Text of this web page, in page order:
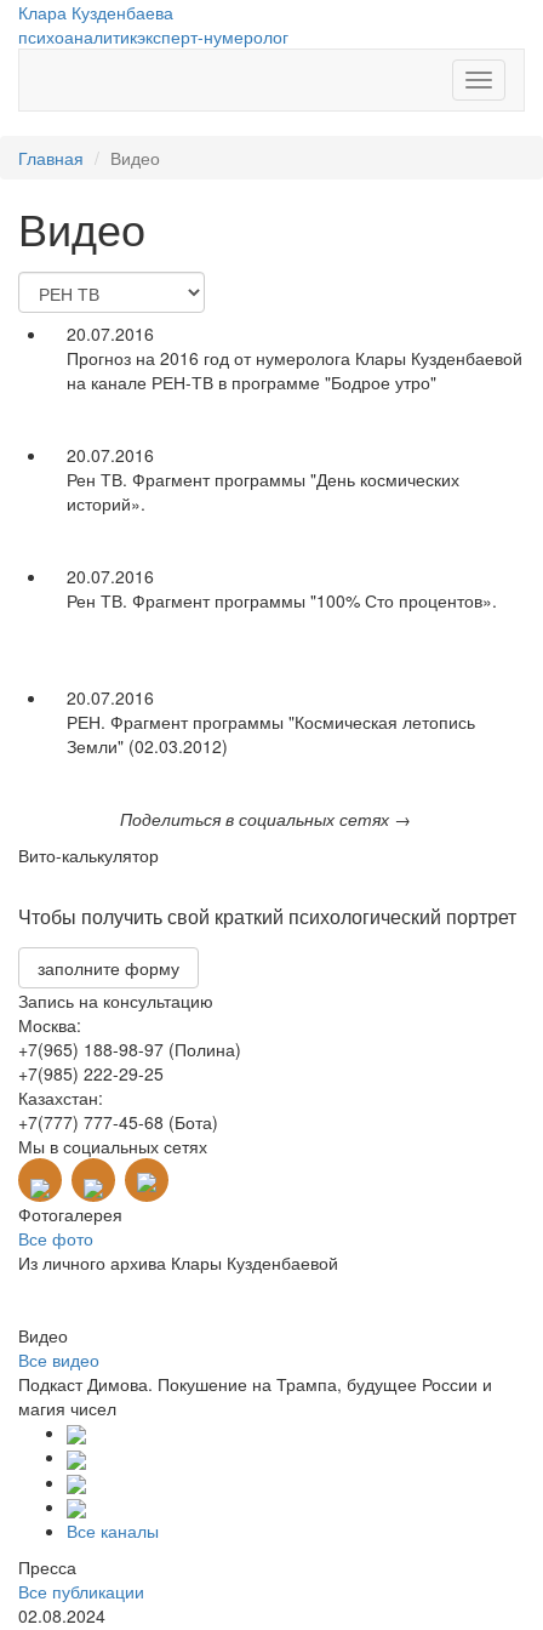
Перейти к основному содержанию
Клара Кузденбаева
психоаналитикэксперт-нумеролог
меню
Главная Видео
Видео
20.07.2016
Прогноз на 2016 год от нумеролога Клары Кузденбаевой
на канале РЕН-ТВ в программе "Бодрое утро"
20.07.2016
Рен ТВ. Фрагмент программы "День космических
историй».
20.07.2016
Рен ТВ. Фрагмент программы "100% Сто процентов».
20.07.2016
РЕН. Фрагмент программы "Космическая летопись
Земли" (02.03.2012)
Поделиться в социальных сетях →
Вито-калькулятор
Чтобы получить свой краткий психологический портрет
заполните форму
Запись на консультацию
Москва:
+7(965) 188-98-97 (Полина)
+7(985) 222-29-25
Казахстан:
+7(777) 777-45-68 (Бота)
Мы в социальных сетях
Фотогалерея
Все фото
Из личного архива Клары Кузденбаевой
Видео
Все видео
Подкаст Димова. Покушение на Трампа, будущее России и
магия чисел
Все каналы
Пресса
Все публикации
02.08.2024